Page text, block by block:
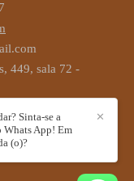
449, sala 72 -
✕
Sinta-se a
Whats App! Em
(o)?